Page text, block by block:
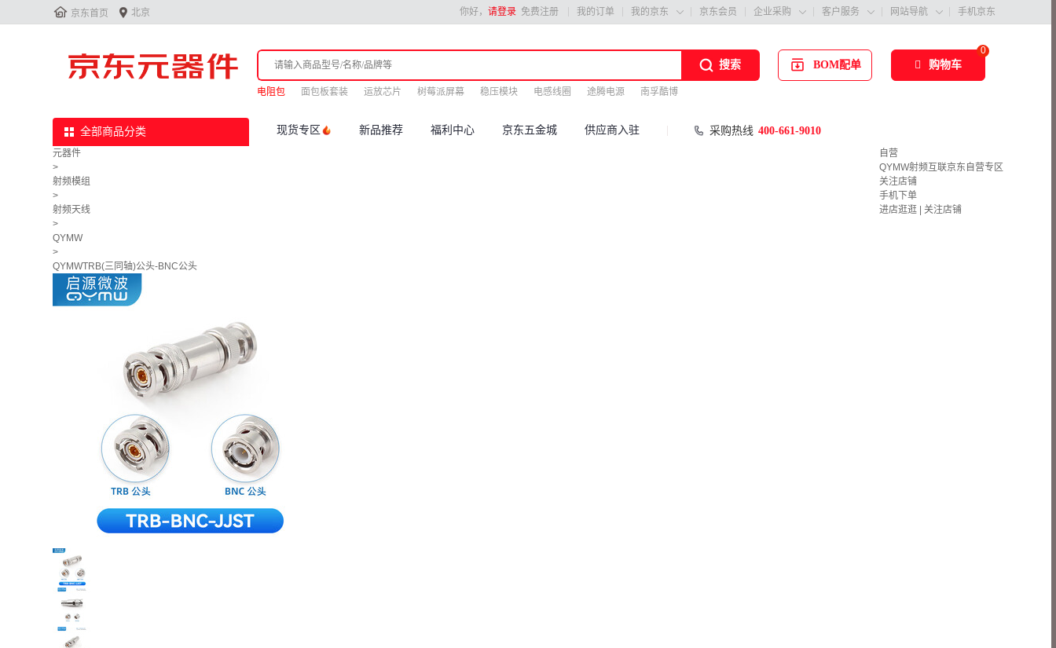
 京东首页  北京 你好， 请登录 免费注册 我的订单 我的京东  京东会员 企业采购  客户服务  网站导航  手机京东
搜索
电阻包 面包板套装 运放芯片 树莓派屏幕 稳压模块 电感线圈 途腾电源 南孚酷博
BOM配单
0
购物车
全部商品分类 现货专区 新品推荐 福利中心 京东五金城 供应商入驻 采购热线 400-661-9010
元器件
>
射频模组
>
射频天线
>
QYMW
>
QYMWTRB(三同轴)公头-BNC公头
自营
QYMW射频互联京东自营专区
关注店铺
手机下单
进店逛逛
关注店铺